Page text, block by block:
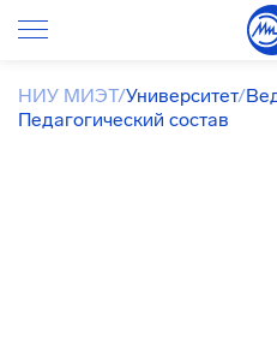
НИУ МИЭТ/Университет/
Педагогический состав